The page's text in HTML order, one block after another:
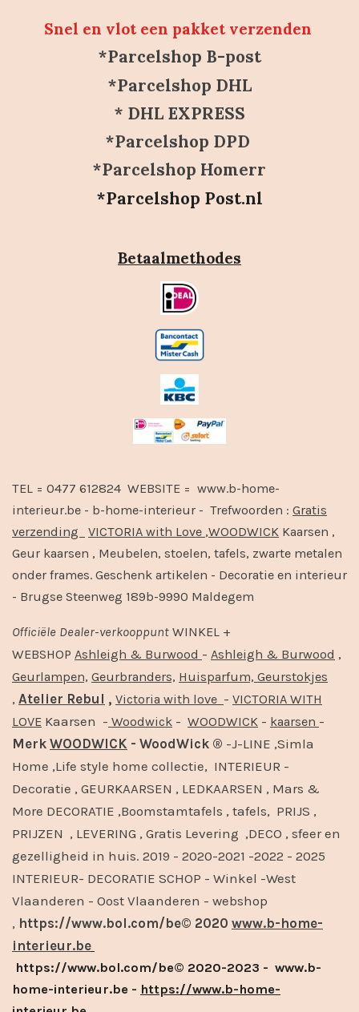
Snel en vlot een pakket verzenden
*Parcelshop B-post
*Parcelshop DHL
* DHL EXPRESS
*Parcelshop DPD
*Parcelshop Homerr
*Parcelshop Post.nl
Betaalmethodes
TEL = 0477 612824 WEBSITE = www.b-home-
interieur.be - b-home-interieur - Trefwoorden : Gratis
verzending
VICTORIA with Love ,WOODWICK Kaarsen ,
Geur kaarsen , Meubelen, stoelen, tafels, zwarte metalen
onder frames. Geschenk artikelen - Decoratie en interieur
- Brugse Steenweg 189b-9990 Maldegem
Officiële Dealer-verkooppunt WINKEL +
WEBSHOP Ashleigh & Burwood - Ashleigh & Burwood ,
Geurlampen, Geurbranders, Huisparfum, Geurstokjes
, Atelier Rebul , Victoria with love - VICTORIA WITH
LOVE Kaarsen - Woodwick - WOODWICK - kaarsen -
Merk WOODWICK - WoodWick ® -J-LINE ,Simla
Home ,Life style home collectie, INTERIEUR -
Decoratie , GEURKAARSEN , LEDKAARSEN , Mars &
More DECORATIE ,Boomstamtafels , tafels, PRIJS ,
PRIJZEN , LEVERING , Gratis Levering ,DECO , sfeer en
gezelligheid in huis. 2019 - 2020-2021 -2022 - 2025
INTERIEUR- DECORATIE SCHOP - Winkel -West
Vlaanderen - Oost Vlaanderen - webshop
, https://www.bol.com/be© 2020 www.b-home-
interieur.be
https://www.bol.com/be© 2020-2023 - www.b-
home-interieur.be - https://www.b-home-